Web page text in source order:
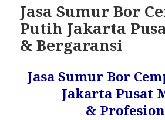
Jasa Sumur Bor
Putih Jakarta
& Bergaransi
Jasa Sumur Bor
Jakarta Pusat
&